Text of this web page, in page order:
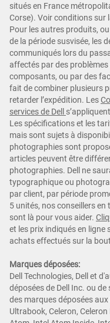
situés en France
Corse). Voir conditions sur
Pour les autres produits,
de la période susvisée, les
communiqués lors du
affectés par des
composants, ou par des
fait de combiner plusieurs
retarder l’expédition. Les
services de Dell
Les spécifications et les
mais sont sujets à
photographies sont
articles peuvent être
photographies. Dell ne
typographique ou
par client, par période
5 unités, nos conseillers
sont là pour vous aider.
et les prix indiqués en
achats effectués sur la
Marques déposées:
Dell Technologies, Dell et
déposées de Dell Inc. ou
des marques déposées
Ultrabook, Celeron,